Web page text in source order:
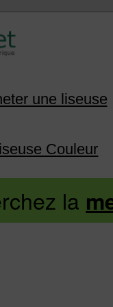
une liseuse
Couleur
la